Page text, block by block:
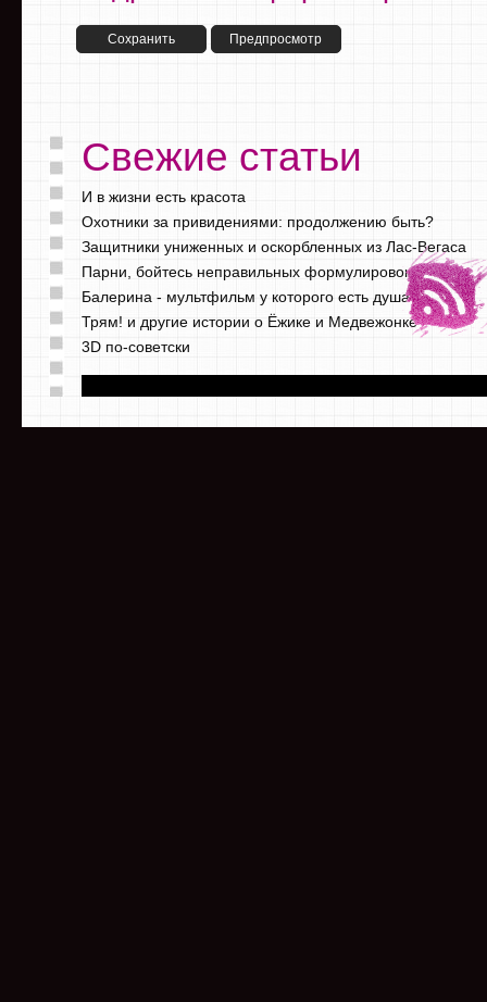
Свежие статьи
И в жизни есть красота
Охотники за привидениями: продолжению быть?
Защитники униженных и оскорбленных из Лас-Вегаса
Парни, бойтесь неправильных формулировок
Балерина - мультфильм у которого есть душа
Трям! и другие истории о Ёжике и Медвежонке
3D по-советски